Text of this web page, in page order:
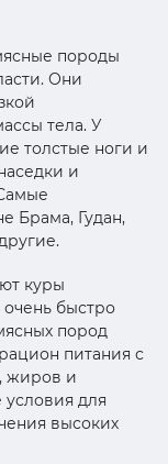
породы
Они
тела. У
толстые ноги и
и
Брама, Гудан,
куры
быстро
пород
питания с
жиров и
условия для
высоких